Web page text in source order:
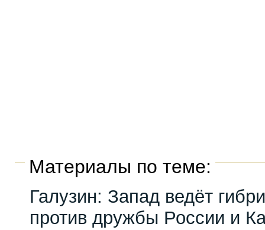
Материалы по теме:
Галузин: Запад ведёт
против дружбы России и